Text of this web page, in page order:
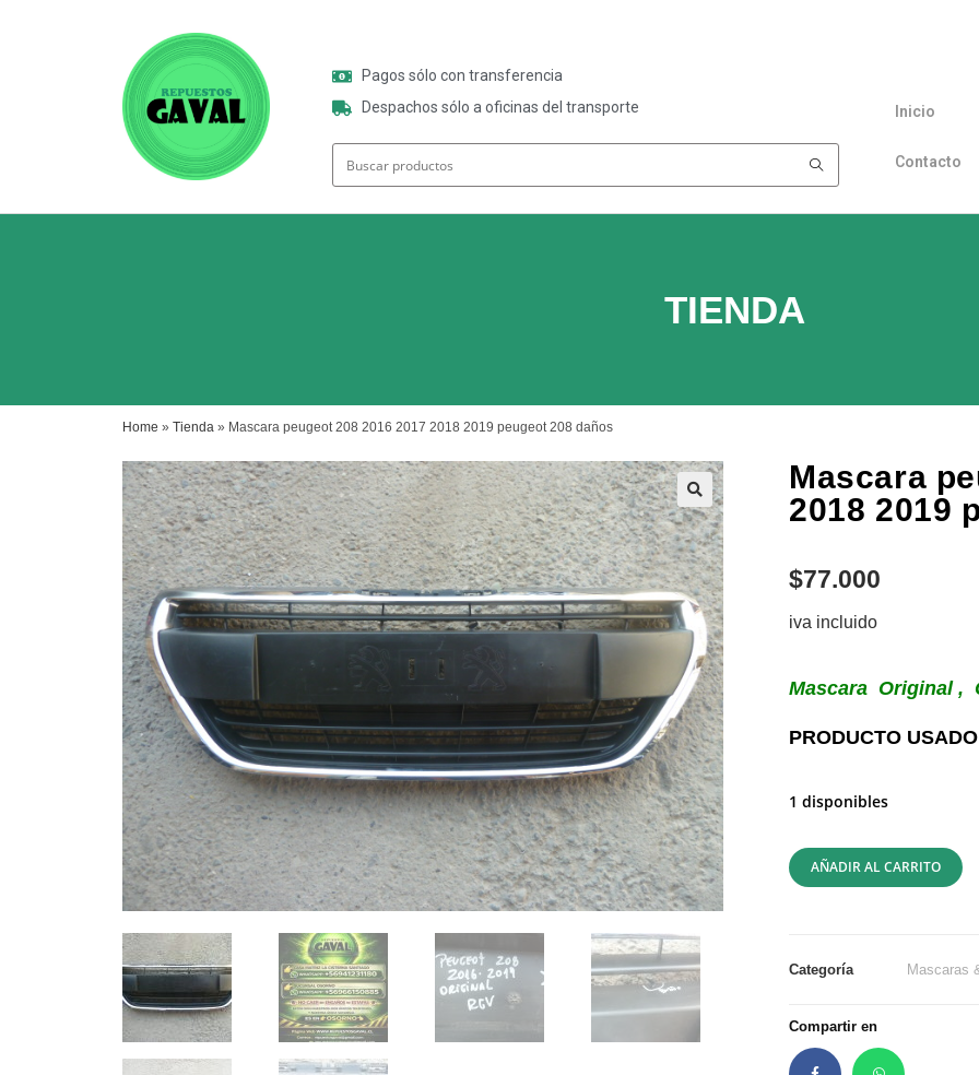
Pagos sólo con transferencia
Despachos sólo a oficinas del transporte
Inicio
Contacto
TIENDA
Home » Tienda » Mascara peugeot 208 2016 2017 2018 2019 peugeot 208 daños
Mascara
2018 2019
$77.000
iva incluido
Mascara Original ,
PRODUCTO
1 disponibles
AÑADIR AL CARRITO
Categoría Mascaras
Compartir en